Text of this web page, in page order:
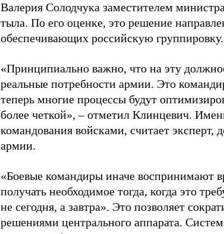
Валерия Солодчука заместителем
тыла. По его оценке, это решение
обеспечивающих российскую группировку.
«Принципиально важно, что на эту
реальные потребности армии. Это
теперь многие процессы будут
более четкой», – отметил Клинцевич.
командования войсками, считает
армии.
«Боевые командиры иначе воспринимают
получать необходимое тогда, когда это
не сегодня, а завтра». Это позволяет
решениями центрального аппарата.